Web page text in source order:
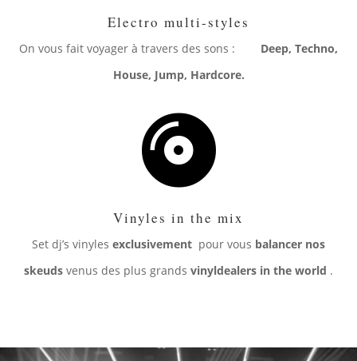
Electro multi-styles
On vous fait voyager à travers des sons : Deep, Techno,
House, Jump, Hardcore.

Vinyles in the mix
Set dj’s vinyles exclusivement pour vous balancer nos
skeuds venus des plus grands vinyldealers in the world .